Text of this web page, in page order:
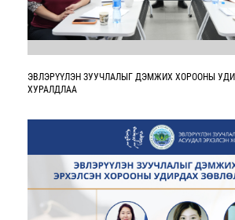
ЭВЛЭРҮҮЛЭН ЗУУЧЛАЛЫГ ДЭМЖИХ ХОРООНЫ
ХУРАЛДЛАА